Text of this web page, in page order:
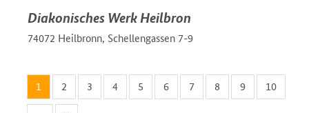
Diakonisches Werk Heilbron
74072 Heilbronn, Schellengassen 7-9
1 2 3 4 5 6 7 8 9 10